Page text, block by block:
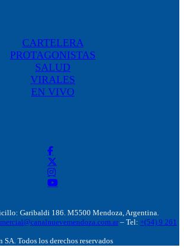
CARTELERA
PROTAGONISTAS
SALUD
VIRALES
EN VIVO
Garibaldi 186. M5500 Mendoza, Argentina.
– Tel: +(54) 9 261
Todos los derechos reservados